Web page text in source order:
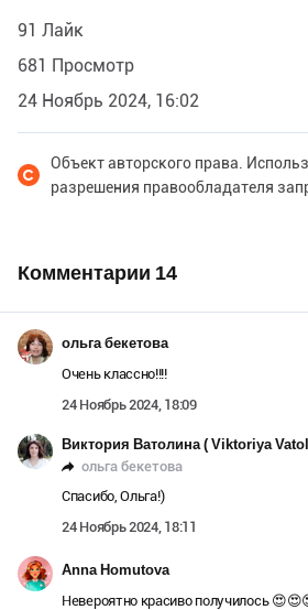
91 Лайк
681 Просмотр
24 Ноябрь 2024, 16:02
Объект авторского права.
разрешения правообладателя
Комментарии 14
ольга бекетова
Очень классно!!!!
24 Ноябрь 2024, 18:09
Виктория Ватолина ( Viktoriya
ольга бекетова
Спасибо, Ольга!)
24 Ноябрь 2024, 18:11
Anna Homutova
Невероятно красиво получилось